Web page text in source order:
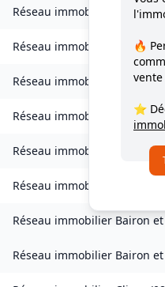
Réseau immobilier Brévilly(
Réseau immobilier Bulson(
Réseau immobilier Chagny(
Réseau immobilier
Réseau immobilier Chardeny
Réseau immobilier
Réseau immobilier Bairon
Réseau immobilier Bairon
🔥
⭐